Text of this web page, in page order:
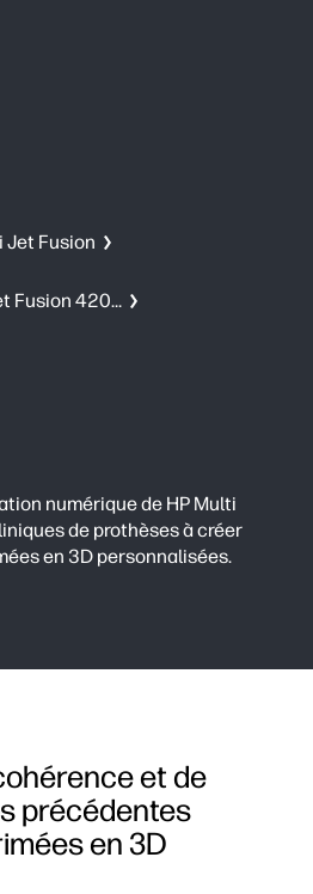
Jet Fusion
Imprimante 3D HP Jet Fusion 4200
numérique de HP Multi
de prothèses à créer
en 3D personnalisées.
et de
précédentes
en 3D